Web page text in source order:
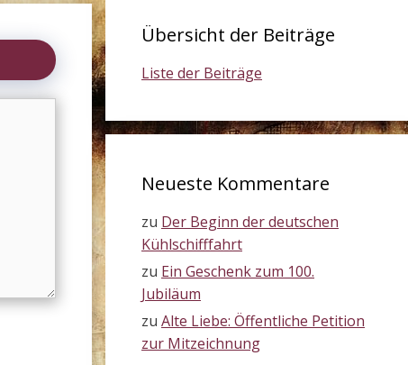
Übersicht der Beiträge
Liste der Beiträge
Neueste Kommentare
zu Der Beginn der deutschen
Kühlschifffahrt
zu Ein Geschenk zum 100.
Jubiläum
zu Alte Liebe: Öffentliche Petition
zur Mitzeichnung